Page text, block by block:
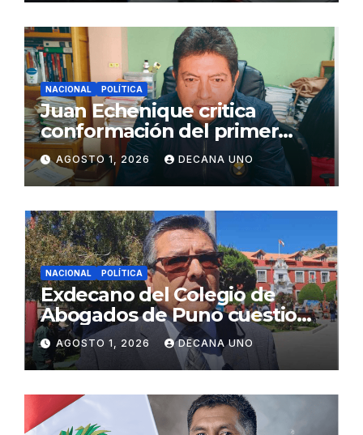
NACIONAL POLÍTICA
Juan Echenique critica
conformación del primer
gabinete ministerial de Keiko
Fujimori
AGOSTO 1, 2026 DECANA UNO
NACIONAL POLÍTICA
Exdecano del Colegio de
Abogados de Puno cuestiona
propuestas sobre seguridad
ciudadana
AGOSTO 1, 2026 DECANA UNO